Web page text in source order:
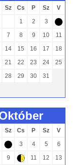
Sz Cs P Sz
V
1
2 3
-
7 8 9 10 11
14 15 16 17 18
21 22 23 24 25
28 29 30 31
október
Sz Cs P Sz
V
- 3 4 5
6
9 ) 11 12
13